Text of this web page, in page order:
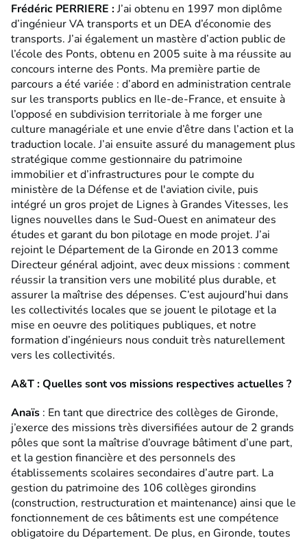
Frédéric PERRIERE :J’ai obtenu en 1997 mon diplôme
d’ingénieur VA transports et un DEA d’économie des
transports. J’ai également un mastère d’action public de
l’école des Ponts, obtenu en 2005 suite à ma réussite au
concours interne des Ponts. Ma première partie de
parcours a été variée : d’abord en administration centrale
sur les transports publics en Ile-de-France, et ensuite à
l’opposé en subdivision territoriale à me forger une
culture managériale et une envie d’être dans l’action et la
traduction locale. J’ai ensuite assuré du management plus
stratégique comme gestionnaire du patrimoine
immobilier et d’infrastructures pour le compte du
ministère de la Défense et de l'aviation civile, puis
intégré un gros projet de Lignes à Grandes Vitesses, les
lignes nouvelles dans le Sud-Ouest en animateur des
études et garant du bon pilotage en mode projet. J’ai
rejoint le Département de la Gironde en 2013 comme
Directeur général adjoint, avec deux missions : comment
réussir la transition vers une mobilité plus durable, et
assurer la maîtrise des dépenses. C’est aujourd’hui dans
les collectivités locales que se jouent le pilotage et la
mise en oeuvre des politiques publiques, et notre
formation d’ingénieurs nous conduit très naturellement
vers les collectivités.
A&T : Quelles sont vos missions respectives actuelles ?
Anaïs : En tant que directrice des collèges de Gironde,
j’exerce des missions très diversifiées autour de 2 grands
pôles que sont la maîtrise d’ouvrage bâtiment d’une part,
et la gestion financière et des personnels des
établissements scolaires secondaires d’autre part. La
gestion du patrimoine des 106 collèges girondins
(construction, restructuration et maintenance) ainsi que le
fonctionnement de ces bâtiments est une compétence
obligatoire du Département. De plus, en Gironde, toutes